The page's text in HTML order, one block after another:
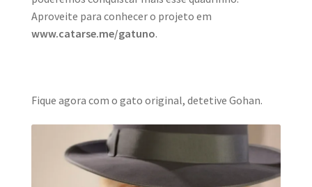
Aproveite para conhecer o projeto em
www.catarse.me/gatuno.
Fique agora com o gato original, detetive Gohan.